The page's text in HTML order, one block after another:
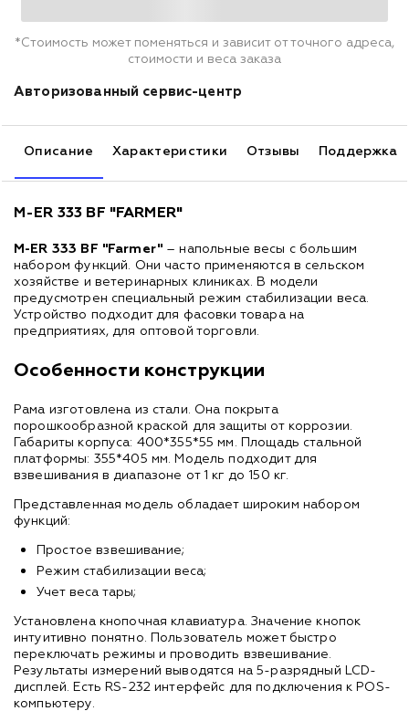
*Стоимость может поменяться и зависит от точного адреса,
стоимости и веса заказа
Авторизованный сервис-центр
Описание Характеристики Отзывы Поддержка
M-ER 333 BF "FARMER"
M-ER 333 BF "Farmer" – напольные весы с большим
набором функций. Они часто применяются в сельском
хозяйстве и ветеринарных клиниках. В модели
предусмотрен специальный режим стабилизации веса.
Устройство подходит для фасовки товара на
предприятиях, для оптовой торговли.
Особенности конструкции
Рама изготовлена из стали. Она покрыта
порошкообразной краской для защиты от коррозии.
Габариты корпуса: 400*355*55 мм. Площадь стальной
платформы: 355*405 мм. Модель подходит для
взвешивания в диапазоне от 1 кг до 150 кг.
Представленная модель обладает широким набором
функций:
Простое взвешивание;
Режим стабилизации веса;
Учет веса тары;
Установлена кнопочная клавиатура. Значение кнопок
интуитивно понятно. Пользователь может быстро
переключать режимы и проводить взвешивание.
Результаты измерений выводятся на 5-разрядный LCD-
дисплей. Есть RS-232 интерфейс для подключения к POS-
компьютеру.